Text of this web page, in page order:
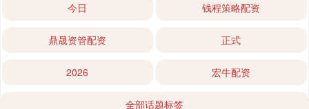
今日 钱程策略配资
鼎晟资管配资 正式
2026 宏牛配资
全部话题标签